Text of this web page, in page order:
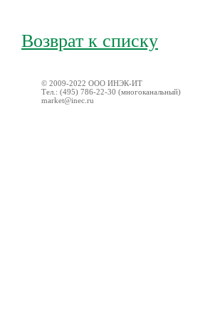
Возврат к списку
© 2009-2022 ООО ИНЭК-ИТ
Тел.: (495) 786-22-30 (многоканальный)
market@inec.ru